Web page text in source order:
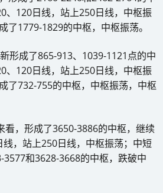
、120日线，站上250日线，中枢振
了1779-1829的中枢，中枢振荡。
形成了865-913、1039-1121点的中
、120日线，站上250日线，中枢振
了732-755的中枢，中枢振荡，中枢
看，形成了3650-3886的中枢，继续
，站上250日线，中枢振荡；中短
和3628-3668的中枢，跌破中